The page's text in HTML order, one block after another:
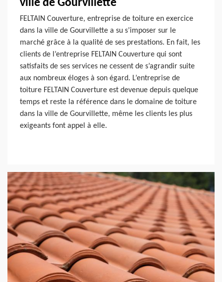
ville de Gourvillette
FELTAIN Couverture, entreprise de toiture en exercice
dans la ville de Gourvillette a su s’imposer sur le
marché grâce à la qualité de ses prestations. En fait, les
clients de l’entreprise FELTAIN Couverture qui sont
satisfaits de ses services ne cessent de s’agrandir suite
aux nombreux éloges à son égard. L’entreprise de
toiture FELTAIN Couverture est devenue depuis quelque
temps et reste la référence dans le domaine de toiture
dans la ville de Gourvillette, même les clients les plus
exigeants font appel à elle.